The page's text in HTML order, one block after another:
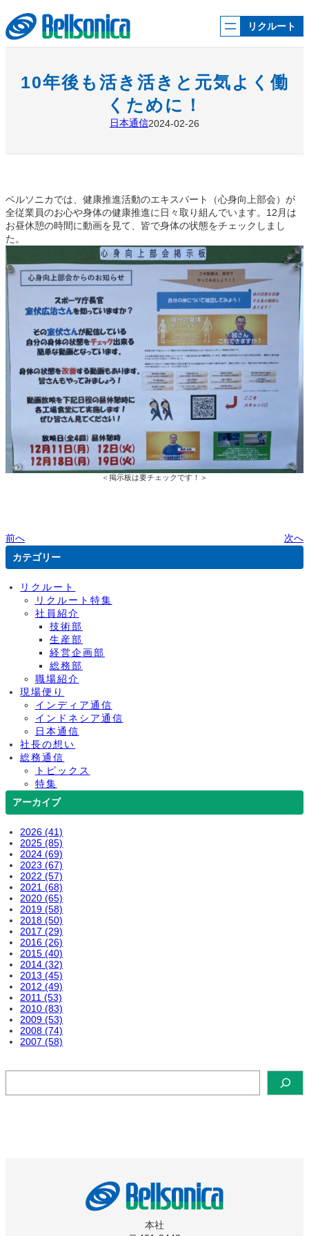
容
を
ス
リクルート
10年後も活き活きと元気よく働
くために！
日本通信2024-02-26
ベルソニカでは、健康推進活動のエキスパート（心身向上部会）が
全従業員のお心や身体の健康推進に日々取り組んでいます。12月は
お昼休憩の時間に動画を見て、皆で身体の状態をチェックしまし
た。
＜掲示板は要チェックです！＞
前へ
次へ
カテゴリー
リクルート
リクルート特集
社員紹介
技術部
生産部
経営企画部
総務部
職場紹介
現場便り
インディア通信
インドネシア通信
日本通信
社長の想い
総務通信
トピックス
特集
アーカイブ
2026 (41)
2025 (85)
2024 (69)
2023 (67)
2022 (57)
2021 (68)
2020 (65)
2019 (58)
2018 (50)
2017 (29)
2016 (26)
2015 (40)
2014 (32)
2013 (45)
2012 (49)
2011 (53)
2010 (83)
2009 (53)
2008 (74)
2007 (58)
本社